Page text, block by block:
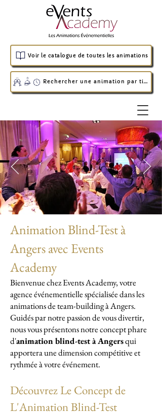
Rechercher une animation par timing
Voir le catalogue de toutes les animations
Animation Blind-Test à
Angers avec Events
Academy
Bienvenue chez Events Academy, votre
agence événementielle spécialisée dans les
animations de team-building à Angers.
Guidés par notre passion de vous divertir,
nous vous présentons notre concept phare
d'animation blind-test à Angersqui
apportera une dimension compétitive et
rythmée à votre événement.
Découvrez Le Concept de
L'Animation Blind-Test